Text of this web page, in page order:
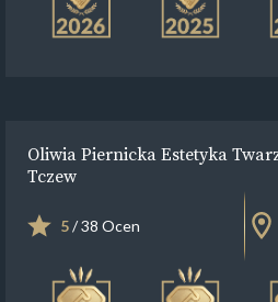
Oliwia Piernicka Estetyka
Tczew
5/ 38 Ocen